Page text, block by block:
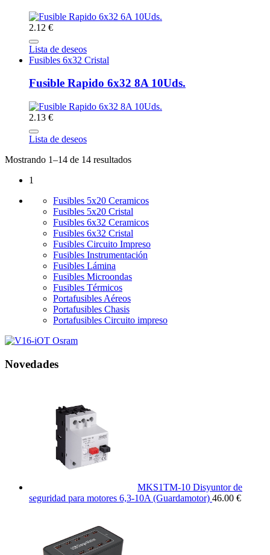
2.12 €
Lista de deseos
Fusibles 6x32 Cristal
Fusible Rapido 6x32 8A 10Uds.
2.13 €
Lista de deseos
Mostrando 1–14 de 14 resultados
1
Fusibles 5x20 Ceramicos
Fusibles 5x20 Cristal
Fusibles 6x32 Ceramicos
Fusibles 6x32 Cristal
Fusibles Circuito Impreso
Fusibles Instrumentación
Fusibles Lámina
Fusibles Microondas
Fusibles Térmicos
Portafusibles Aéreos
Portafusibles Chasis
Portafusibles Circuito impreso
Novedades
MKS1TM-10 Disyuntor de
seguridad para motores 6,3-10A (Guardamotor) 46.00 €